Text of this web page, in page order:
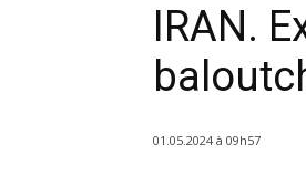
IRAN.
01.05.2024 à 09h57